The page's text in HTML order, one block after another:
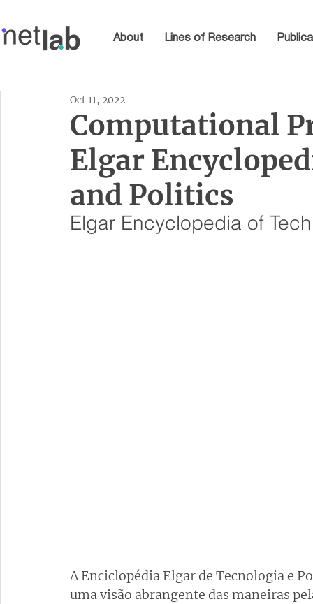
About Lines of Research
Computational
Elgar
and Politics
Oct 11, 2022
Elgar Encyclopedia of
A Enciclopédia Elgar de Tecnologia e
uma visão abrangente das maneiras